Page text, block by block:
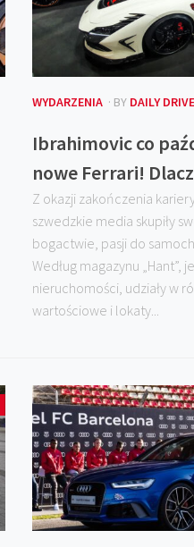
WYDARZENIA · BY DAILY
Ibrahimovic co
nowe Ferrari!
Z okazji zakończenia
szwedzkie media skupiły
bogactwie, pasji do
Według magazynu
nieruchomości, udziały w
wartościowe i lokaty...